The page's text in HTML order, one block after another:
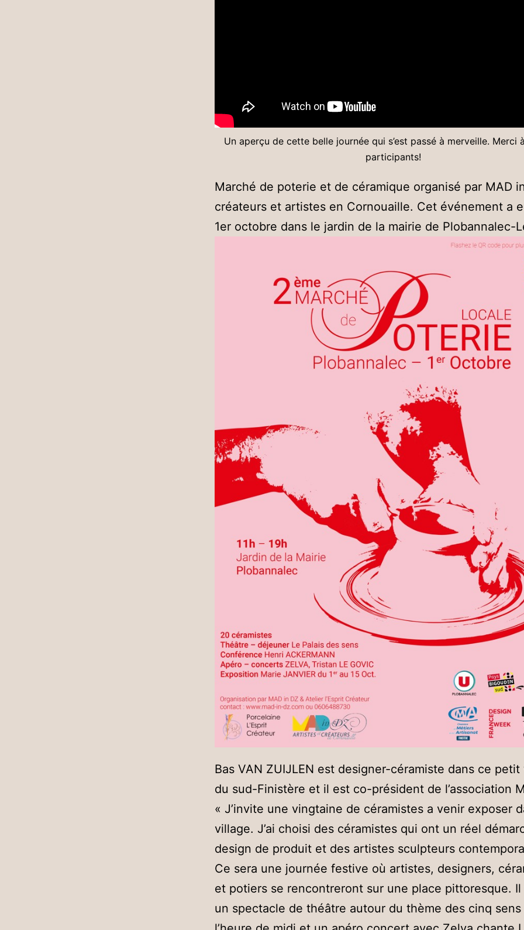
Un aperçu de cette belle journée qui s’est passé à merveille. Merci
participants!
Marché de poterie et de céramique organisé par MAD
créateurs et artistes en Cornouaille. Cet événement a
1er octobre dans le jardin de la mairie de Plobannalec-
Bas VAN ZUIJLEN est designer-céramiste dans ce petit
du sud-Finistère et il est co-président de l’association
« J’invite une vingtaine de céramistes a venir exposer
village. J’ai choisi des céramistes qui ont un réel
design de produit et des artistes sculpteurs
Ce sera une journée festive où artistes, designers,
et potiers se rencontreront sur une place pittoresque. Il
un spectacle de théâtre autour du thème des cinq sens